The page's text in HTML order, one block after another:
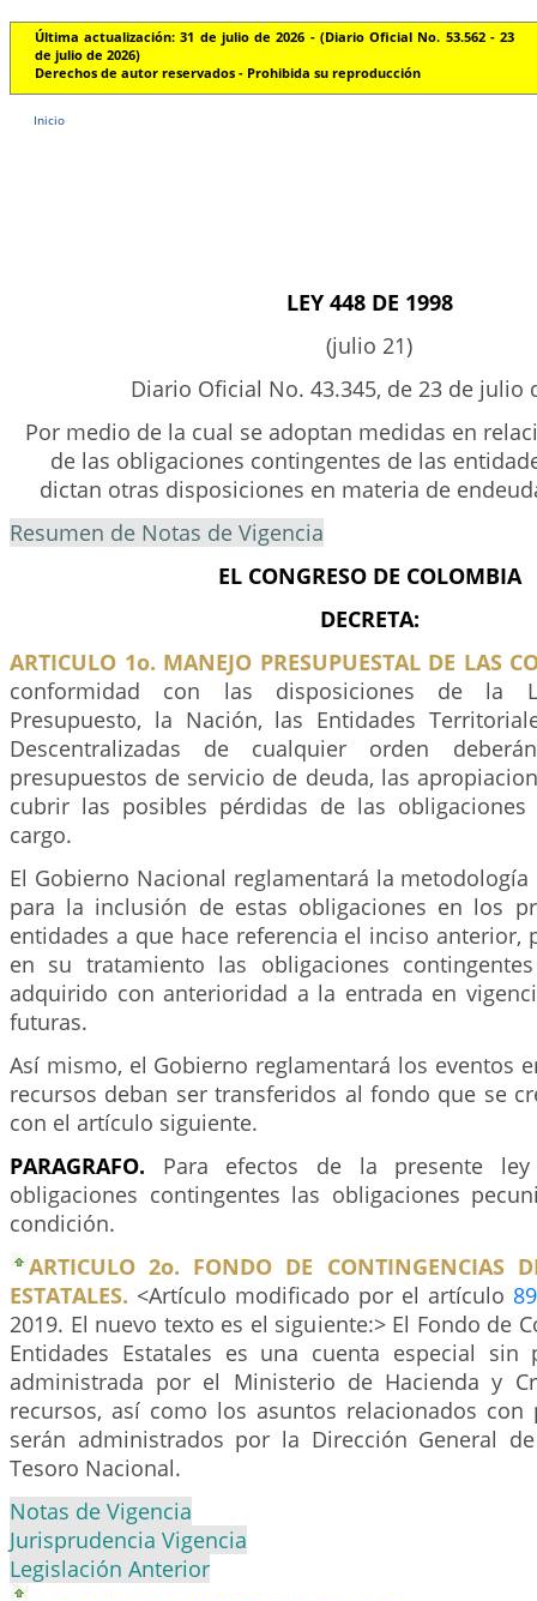
Última actualización: 31 de julio de 2026 - (Diario Oficial No. 53.562 - 23
de julio de 2026)
Derechos de autor reservados - Prohibida su reproducción
Inicio
LEY 448 DE 1998
(julio 21)
Diario Oficial No. 43.345, de 23 de julio
Por medio de la cual se adoptan medidas en
de las obligaciones contingentes de las
dictan otras disposiciones en materia de
Resumen de Notas de Vigencia
EL CONGRESO DE COLOMBIA
DECRETA:
ARTICULO 1o. MANEJO PRESUPUESTAL DE LAS
conformidad con las disposiciones de la
Presupuesto, la Nación, las Entidades
Descentralizadas de cualquier orden
presupuestos de servicio de deuda, las
cubrir las posibles pérdidas de las
cargo.
El Gobierno Nacional reglamentará la
para la inclusión de estas obligaciones en los
entidades a que hace referencia el inciso anterior,
en su tratamiento las obligaciones
adquirido con anterioridad a la entrada en
futuras.
Así mismo, el Gobierno reglamentará los eventos
recursos deban ser transferidos al fondo que se
con el artículo siguiente.
PARAGRAFO. Para efectos de la presente
obligaciones contingentes las obligaciones
condición.
ARTICULO 2o. FONDO DE CONTINGENCIAS
ESTATALES. <Artículo modificado por el artículo 89
2019. El nuevo texto es el siguiente:> El Fondo de
Entidades Estatales es una cuenta especial sin
administrada por el Ministerio de Hacienda y
recursos, así como los asuntos relacionados con
serán administrados por la Dirección General
Tesoro Nacional.
Notas de Vigencia
Jurisprudencia Vigencia
Legislación Anterior